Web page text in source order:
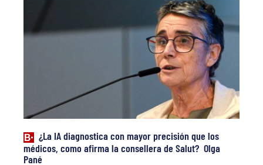
¿La IA diagnostica con mayor precisión que los
médicos, como afirma la consellera de Salut? Olga
Pané